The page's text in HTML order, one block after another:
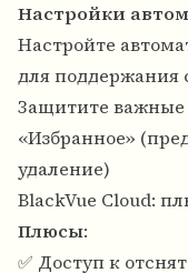
Настройки
Настройте
для поддержания
Защитите
«Избранное»
удаление)
BlackVue Cloud:
Плюсы:
✅ Доступ к